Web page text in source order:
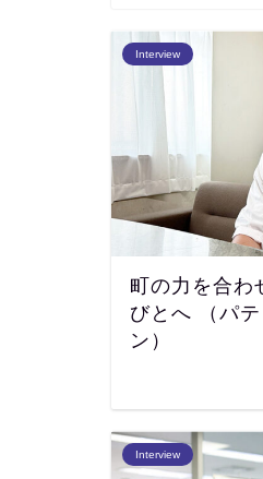
Interview
町の力を合わ
びとへ （パ
ン）
Interview